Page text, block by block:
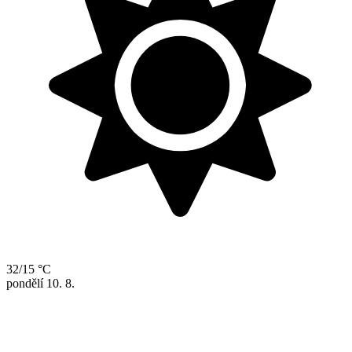
32/15 °C
pondělí 10. 8.